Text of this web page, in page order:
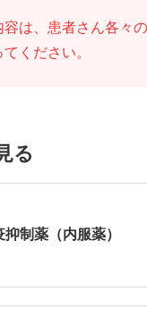
容は、患者さん各々
ください。
る
抑制薬（内服薬）